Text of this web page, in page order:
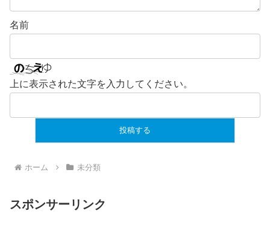
名前
上に表示された文字を入力してください。
ホーム 未分類
スポンサーリンク